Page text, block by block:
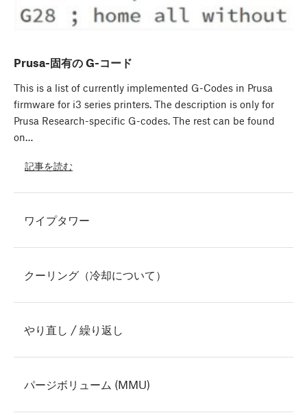
Prusa-固有の G-コード
This is a list of currently implemented G-Codes in Prusa
firmware for i3 series printers. The description is only for
Prusa Research-specific G-codes. The rest can be found
on…
記事を読む
ワイプタワー
クーリング（冷却について）
やり直し / 繰り返し
パージボリューム (MMU)